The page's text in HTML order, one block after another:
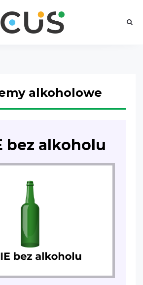
alkoholowe
bez alkoholu